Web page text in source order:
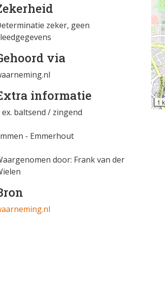
zeker, geen
via
informatie
ex. baltsend / zingend
- Emmerhout
door: Frank van der
1